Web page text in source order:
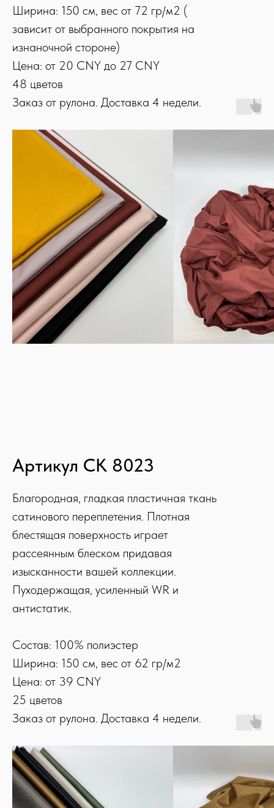
Ширина: 150 см, вес от 72 гр/м2 (
зависит от выбранного покрытия на
изнаночной стороне)
Цена: от 20 CNY до 27 CNY
48 цветов
Заказ от рулона. Доставка 4 недели.
Артикул CK 8023
Благородная, гладкая пластичная ткань
сатинового переплетения. Плотная
блестящая поверхность играет
рассеянным блеском придавая
изысканности вашей коллекции.
Пуходержащая, усиленный WR и
антистатик.
Состав: 100% полиэстер
Ширина: 150 см, вес от 62 гр/м2
Цена: от 39 CNY
25 цветов
Заказ от рулона. Доставка 4 недели.